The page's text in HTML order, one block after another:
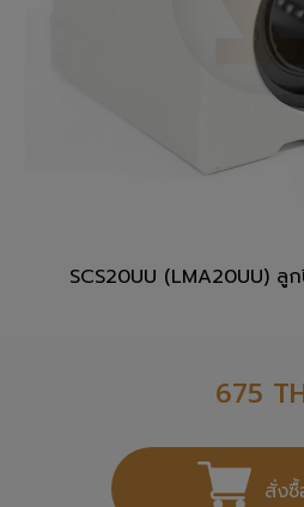
SCS20UU (LMA20UU) ลู
675
สั่ง